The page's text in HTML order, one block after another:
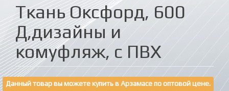
Ткань Оксфорд, 600
Д,дизайны и
комуфляж, с ПВХ
Данный товар вы можете купить в Арзамасе по оптовой цене.